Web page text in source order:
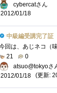
cybercatさん
2012/01/18
中級編受講完了証 板
21
0
atsuo@tokyoさ
2012/01/18
(更新: